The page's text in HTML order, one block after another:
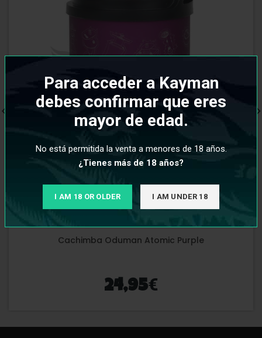
Para acceder a Kayman
debes confirmar que eres
mayor de edad.
No está permitida la venta a menores de 18 años.
¿Tienes más de 18 años?
I AM 18 OR OLDER I AM UNDER 18
Cachimba Oduman Atomic Purple
24,95€